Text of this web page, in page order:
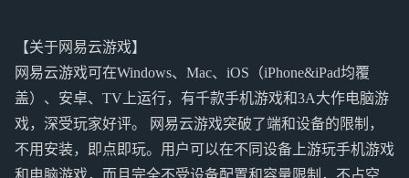
【关于网易云游戏】
网易云游戏可在Windows、Mac、iOS（iPhone&iPad均覆
盖）、安卓、TV上运行，有千款手机游戏和3A大作电脑游
戏，深受玩家好评。 网易云游戏突破了端和设备的限制，
不用安装，即点即玩。用户可以在不同设备上游玩手机游戏
和电脑游戏，而且完全不受设备配置和容量限制，不占空